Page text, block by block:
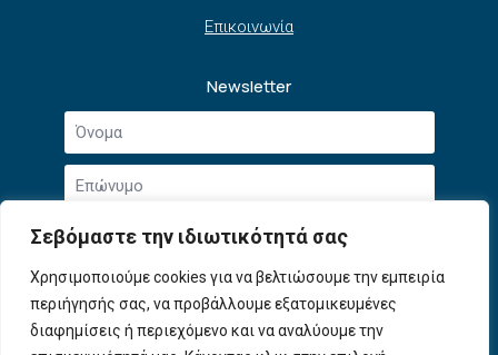
Σεβόμαστε την ιδιωτικότητά σας
Χρησιμοποιούμε cookies για να βελτιώσουμε την εμπειρία
περιήγησής σας, να προβάλλουμε εξατομικευμένες
διαφημίσεις ή περιεχόμενο και να αναλύουμε την
Επικοινωνία
Newsletter
Όνομα
Επώνυμο
Email
*
Αποδοχή
όρων
χρήσης
Συμφωνώ με την Πολιτική Απορρήτουκαι τους
Όρους Χρήσης.
Εγγραφή